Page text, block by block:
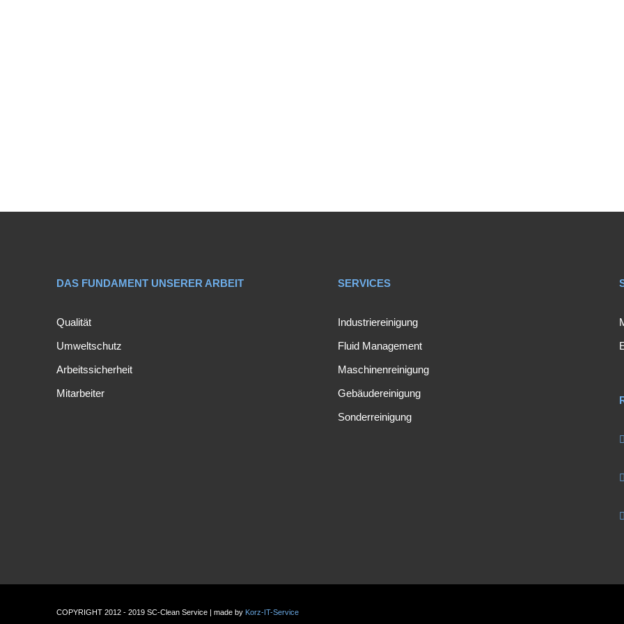
DAS FUNDAMENT UNSERER ARBEIT
Qualität
Umweltschutz
Arbeitssicherheit
Mitarbeiter
SERVICES
Industriereinigung
Fluid Management
Maschinenreinigung
Gebäudereinigung
Sonderreinigung
COPYRIGHT 2012 - 2019 SC-Clean Service | made by Korz-IT-Service